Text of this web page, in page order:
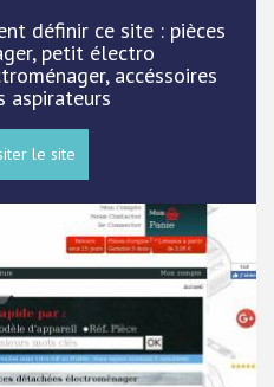
définir ce site : pièces
petit électro
accéssoires
aspirateurs
le site